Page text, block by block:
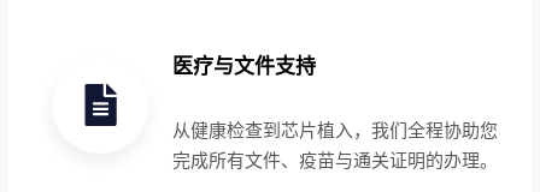
医疗与文件支持
从健康检查到芯片植入，我们全程协助您
完成所有文件、疫苗与通关证明的办理。